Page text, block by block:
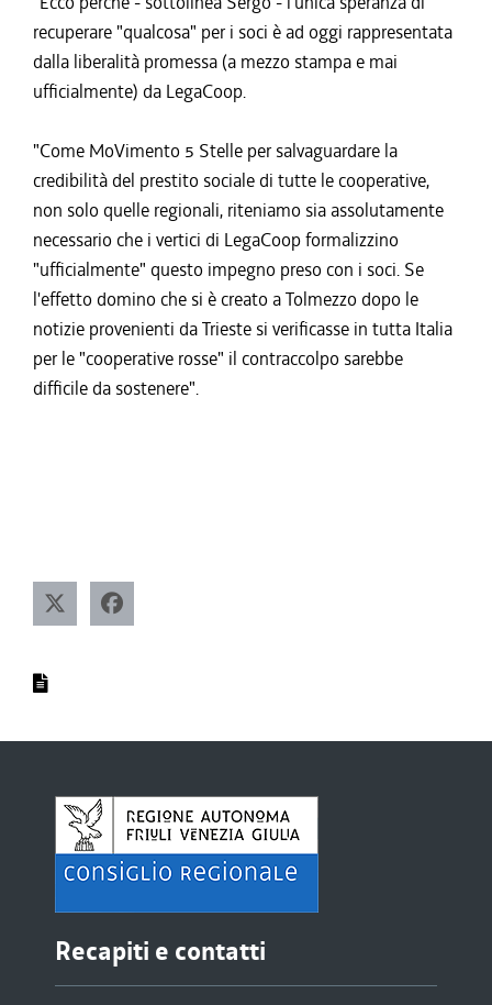
recuperare "qualcosa" per i soci è ad oggi rappresentata
dalla liberalità promessa (a mezzo stampa e mai
ufficialmente) da LegaCoop.
"Come MoVimento 5 Stelle per salvaguardare la
credibilità del prestito sociale di tutte le cooperative,
non solo quelle regionali, riteniamo sia assolutamente
necessario che i vertici di LegaCoop formalizzino
"ufficialmente" questo impegno preso con i soci. Se
l'effetto domino che si è creato a Tolmezzo dopo le
notizie provenienti da Trieste si verificasse in tutta Italia
per le "cooperative rosse" il contraccolpo sarebbe
difficile da sostenere".
Recapiti e contatti